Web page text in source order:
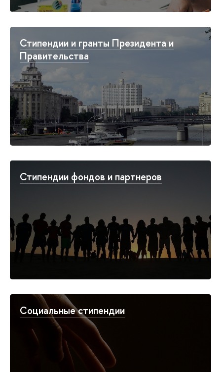
Стипендии и гранты Президента и
Правительства
Стипендии фондов и партнеров
Социальные стипендии